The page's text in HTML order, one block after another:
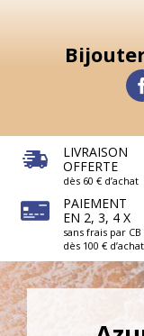
LIVRAISON
OFFERTE
dès 60 € d’achat
PAIEMENT
EN 2, 3, 4 X
sans frais par CB
dès 100 € d’achat